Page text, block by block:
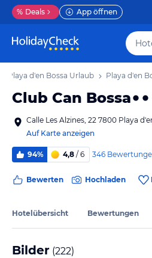
% Deals App öffnen
Playa d'en Bossa Urlaub Playa d'en
Club Can Bossa
Calle Les Alzines, 22 7800 Playa
Auf Karte anzeigen
94% 4,8 / 6 346
Bewerten Hochladen
Hotelübersicht Bewertungen
Bilder (222)